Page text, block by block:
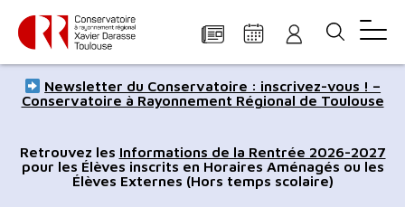
Panneau de gestion des cookies
Aller
au
principal
à
navigation
à
recherche
au
de
page
au
du
site
Newsletter du Conservatoire : inscrivez-vous ! –
Conservatoire à Rayonnement Régional de Toulouse
Retrouvez les Informations de la Rentrée 2026-2027
pour les Élèves inscrits en Horaires Aménagés ou les
Élèves Externes (Hors temps scolaire)